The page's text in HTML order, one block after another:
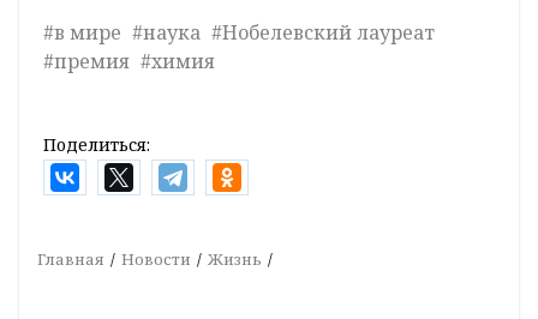
#в мире #наука #Нобелевский лауреат
#премия #химия
Поделиться:
Главная Новости Жизнь